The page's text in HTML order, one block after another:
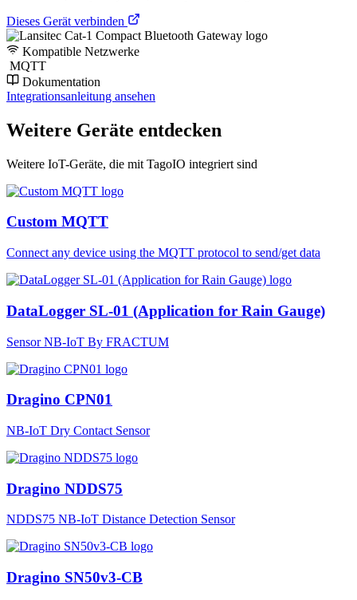
Dieses Gerät verbinden
Kompatible Netzwerke
MQTT
Dokumentation
Integrationsanleitung ansehen
Weitere Geräte entdecken
Weitere IoT-Geräte, die mit TagoIO integriert sind
Custom MQTT
Connect any device using the MQTT protocol to send/get data
DataLogger SL-01 (Application for Rain Gauge)
Sensor NB-IoT By FRACTUM
Dragino CPN01
NB-IoT Dry Contact Sensor
Dragino NDDS75
NDDS75 NB-IoT Distance Detection Sensor
Dragino SN50v3-CB